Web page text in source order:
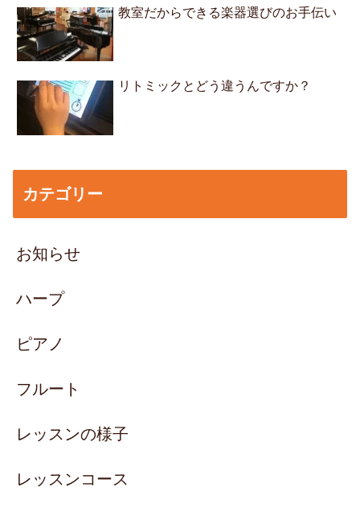
教室だからできる楽器選びのお手伝い
リトミックとどう違うんですか？
カテゴリー
お知らせ
ハープ
ピアノ
フルート
レッスンの様子
レッスンコース